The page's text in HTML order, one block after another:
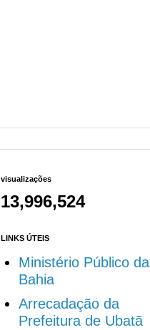
visualizações
13,996,524
LINKS ÚTEIS
Ministério Público da
Bahia
Arrecadação da
Prefeitura de Ubatã